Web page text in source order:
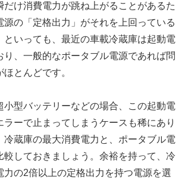
だけ消費電力が跳ね上がることがあるた
源の「定格出力」がそれを上回っている
といっても、最近の車載冷蔵庫は起動電
り、一般的なポータブル電源であれば問
とんどです。
小型バッテリーなどの場合、この起動電
ラーで止まってしまうケースも稀にあり
冷蔵庫の最大消費電力と、ポータブル電
較しておきましょう。余裕を持って、冷
力の2倍以上の定格出力を持つ電源を選